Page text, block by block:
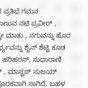
ಪ್ರತಿಭೆ ಗಮನ
ನಟಿ ಪ್ರವೀರ್ ,
ಮಾತು , ನಗುವನ್ನು ಹೊರ
ಶೈನ್ ಶೆಟ್ಟಿ ಕೂಡ
ಹರಿಹರನ್, ಸುಧಾರಾಣಿ
, ಮಾಸ್ಟರ್ ಸುಜಯ್
ಸಾಗಿದೆ. ಬಹಳ